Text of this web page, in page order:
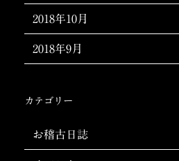
2018年10月
2018年9月
カテゴリー
お稽古日誌